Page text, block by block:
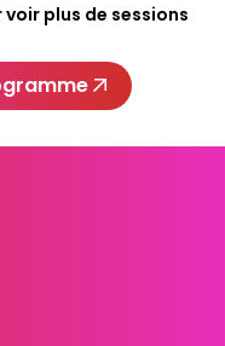
voir plus de sessions